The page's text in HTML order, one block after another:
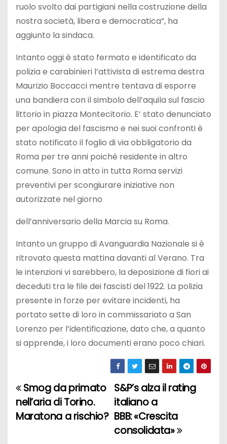
ruolo svolto dai partigiani nella costruzione della
nostra società, libera e democratica”, ha
aggiunto la sindaca.
Intanto oggi è stato fermato e identificato da
polizia e carabinieri l’attivista di estrema destra
Maurizio Boccacci mentre tentava di esporre
una bandiera con il simbolo dell’aquila sul fascio
littorio in piazza Montecitorio. E’ stato denunciato
per apologia del fascismo e nei suoi confronti è
stato notificato il foglio di via obbligatorio da
Roma per tre anni poiché residente in altro
comune. Sono in atto in tutta Roma servizi
preventivi per scongiurare iniziative non
autorizzate nel giorno
dell’anniversario della Marcia su Roma.
Intanto un gruppo di Avanguardia Nazionale si è
ritrovato questa mattina davanti al Verano. Tra
le intenzioni vi sarebbero, la deposizione di fiori ai
deceduti tra le file dei fascisti del 1922. La polizia
presente in forze per evitare incidenti, ha
portato sette di loro in commissariato a San
Lorenzo per l’identificazione, dato che, a quanto
si apprende, i loro documenti erano poco chiari.
N
a
S&P’s alza il rating
italiano a
BBB: «Crescita
consolidata»
Smog da primato
nell’aria di Torino.
Maratona a rischio?